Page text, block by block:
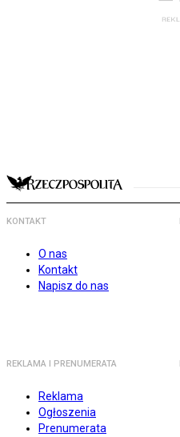
KONTAKT
O nas
Kontakt
Napisz do nas
REKLAMA I PRENUMERATA
Reklama
Ogłoszenia
Prenumerata